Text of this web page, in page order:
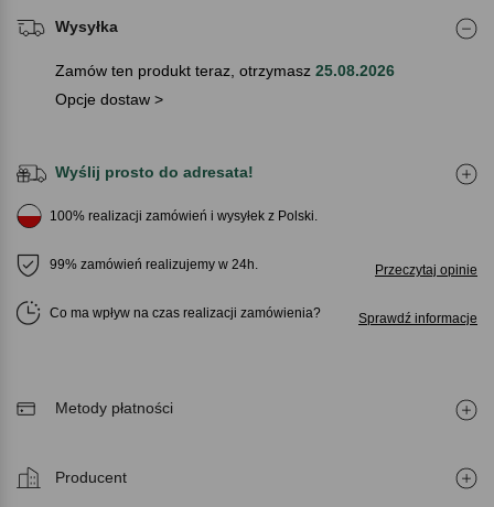
Wysyłka
Zamów ten produkt teraz, otrzymasz 25.08.2026
Opcje dostaw >
Wyślij prosto do adresata!
100% realizacji zamówień i wysyłek z Polski.
99% zamówień realizujemy w 24h. Przeczytaj opinie
Co ma wpływ na czas realizacji zamówienia Sprawdź informacje
Metody płatności
Producent